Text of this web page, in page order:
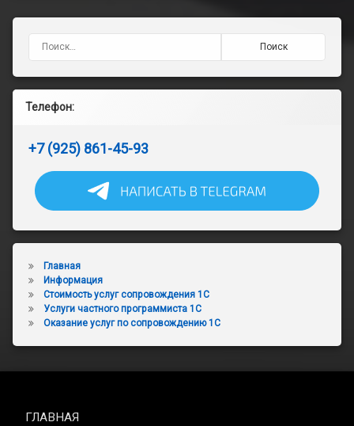
Найти:
Телефон:
+7 (925) 861-45-93
Главная
Информация
Стоимость услуг сопровождения 1С
Услуги частного программиста 1С
Оказание услуг по сопровождению 1С
ГЛАВНАЯ